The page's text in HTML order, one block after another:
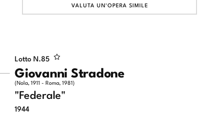
Lotto N.85
Giovanni Stradone
(Nola, 1911 - Roma, 1981)
"Federale"
1944
VALUTA UN'OPERA SIMILE